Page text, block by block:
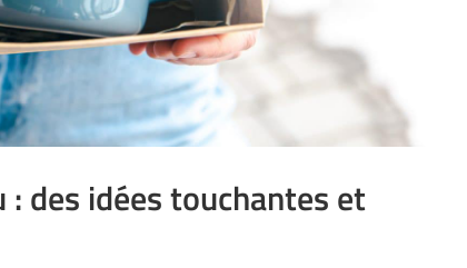
des idées touchantes et